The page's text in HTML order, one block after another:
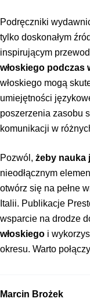
Podręczniki
tylko doskonałym
inspirującym
włoskiego podczas
włoskiego mogą
umiejętności
poszerzenia zasobu
komunikacji w
Pozwól, żeby nauka
nieodłącznym
otwórz się na pełne
Italii. Publikacje
wsparcie na drodze
włoskiego i
okresu. Warto
Marcin Brożek